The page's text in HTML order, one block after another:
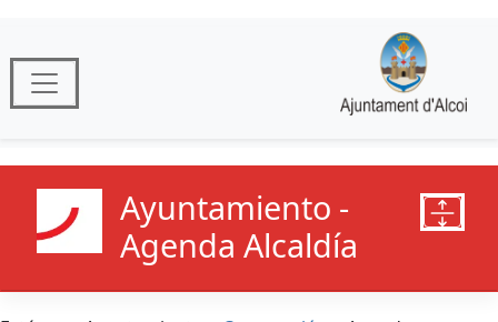
Ayuntamiento -
Agenda Alcaldía